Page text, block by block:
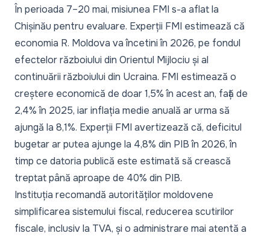
În perioada 7–20 mai, misiunea FMI s-a aflat la
Chișinău pentru evaluare. Experții FMI estimează că
economia R. Moldova va încetini în 2026, pe fondul
efectelor războiului din Orientul Mijlociu și al
continuării războiului din Ucraina. FMI estimează o
creștere economică de doar 1,5% în acest an, față de
2,4% în 2025, iar inflația medie anuală ar urma să
ajungă la 8,1%. Experții FMI avertizează că, deficitul
bugetar ar putea ajunge la 4,8% din PIB în 2026, în
timp ce datoria publică este estimată să crească
treptat până aproape de 40% din PIB.
Instituția recomandă autorităților moldovene
simplificarea sistemului fiscal, reducerea scutirilor
fiscale, inclusiv la TVA, și o administrare mai atentă a